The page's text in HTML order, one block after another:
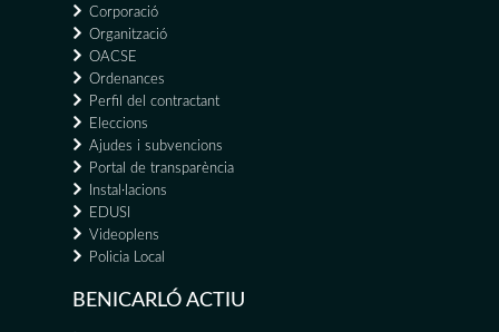
Corporació
Organització
OACSE
Ordenances
Perfil del contractant
Eleccions
Ajudes i subvencions
Portal de transparència
Instal·lacions
EDUSI
Videoplens
Policia Local
BENICARLÓ ACTIU